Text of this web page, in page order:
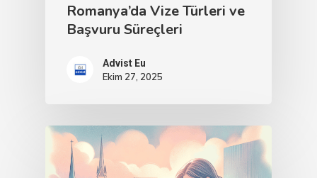
Romanya’da Vize Türleri ve
Başvuru Süreçleri
Advist Eu
Ekim 27, 2025